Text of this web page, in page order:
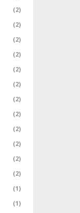
(2)
(2)
(2)
(2)
(2)
(2)
(2)
(2)
(2)
(2)
(2)
(2)
(1)
(1)